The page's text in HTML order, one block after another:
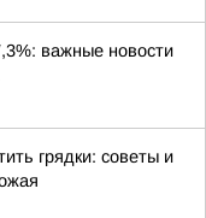
важные новости
грядки: советы и